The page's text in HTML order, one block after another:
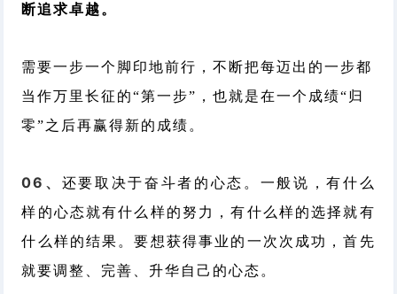
断追求卓越。
需要一步一个脚印地前行，不断把每迈出的一步都
当作万里长征的“第一步”，也就是在一个成绩“归
零”之后再赢得新的成绩。
06、 还要取决于奋斗者的心态。 一般说，有什么
样的心态就有什么样的努力，有什么样的选择就有
什么样的结果。要想获得事业的一次次成功，首先
就要调整、完善、升华自己的心态。